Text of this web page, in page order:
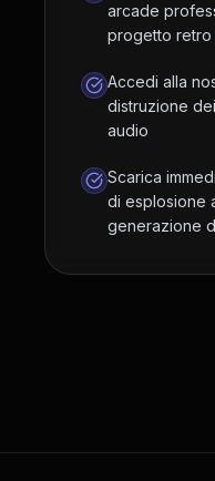
arcade
progetto retro
Accedi alla
distruzione
audio
Scarica
di esplosione
generazione